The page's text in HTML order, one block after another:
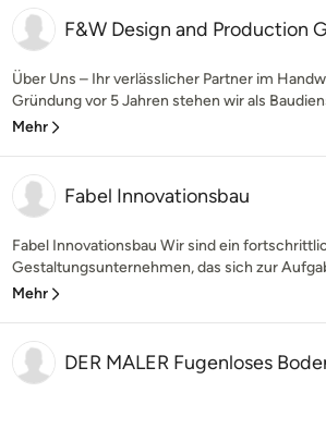
F&W Design and Production
Über Uns – Ihr verlässlicher Partner im
Gründung vor 5 Jahren stehen wir als
Mehr
Fabel Innovationsbau
Fabel Innovationsbau Wir sind ein
Gestaltungsunternehmen, das sich zur
Mehr
DER MALER Fugenloses